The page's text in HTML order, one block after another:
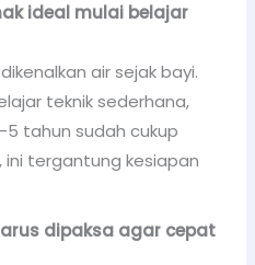
ideal mulai belajar
air sejak bayi.
teknik sederhana,
tahun sudah cukup
ini tergantung kesiapan
dipaksa agar cepat